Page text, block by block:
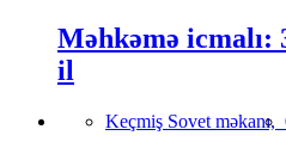
Məhkəmə icmalı:
il
Keçmiş Sovet məkanı,